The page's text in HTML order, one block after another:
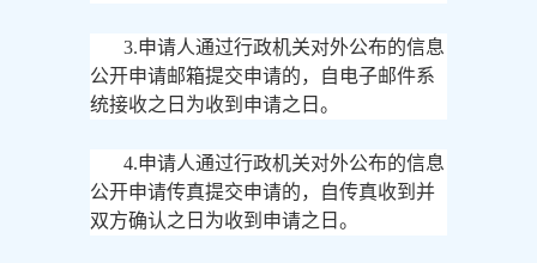
3.申请人通过行政机关对外公布的信息
公开申请邮箱提交申请的，自电子邮件系
统接收之日为收到申请之日。
4.申请人通过行政机关对外公布的信息
公开申请传真提交申请的，自传真收到并
双方确认之日为收到申请之日。